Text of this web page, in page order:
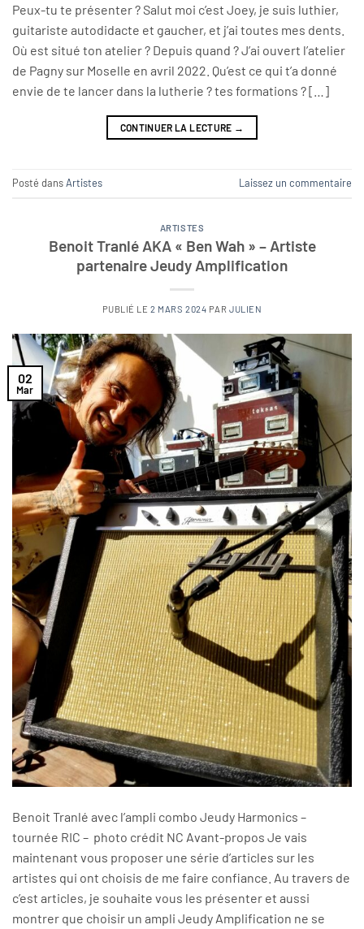
Peux-tu te présenter ? Salut moi c’est Joey, je suis luthier,
guitariste autodidacte et gaucher, et j’ai toutes mes dents.
Où est situé ton atelier ? Depuis quand ? J’ai ouvert l’atelier
de Pagny sur Moselle en avril 2022. Qu’est ce qui t’a donné
envie de te lancer dans la lutherie ? tes formations ? […]
CONTINUER LA LECTURE →
Posté dansArtistes Laissez un commentaire
ARTISTES
Benoit Tranlé AKA « Ben Wah » – Artiste
partenaire Jeudy Amplification
PUBLIÉ LE2 MARS 2024 PARJULIEN
02
Mar
Benoit Tranlé avec l’ampli combo Jeudy Harmonics –
tournée RIC – photo crédit NC Avant-propos Je vais
maintenant vous proposer une série d’articles sur les
artistes qui ont choisis de me faire confiance. Au travers de
c’est articles, je souhaite vous les présenter et aussi
montrer que choisir un ampli Jeudy Amplification ne se